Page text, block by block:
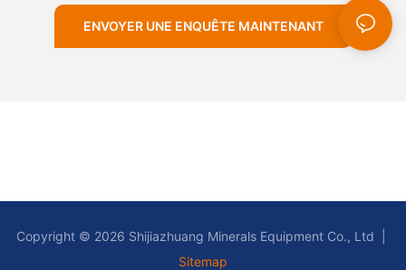
ENVOYER UNE ENQUÊTE MAINTENANT
Copyright © 2026 Shijiazhuang Minerals Equipment Co., Ltd |
Sitemap